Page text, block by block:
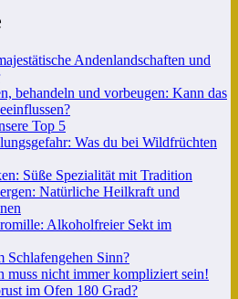
Andenlandschaften und
behandeln und vorbeugen: Kann das
Top 5
Was du bei Wildfrüchten
Süße Spezialität mit Tradition
Natürliche Heilkraft und
Alkoholfreier Sekt im
Schlafengehen Sinn?
muss nicht immer kompliziert sein!
im Ofen 180 Grad?